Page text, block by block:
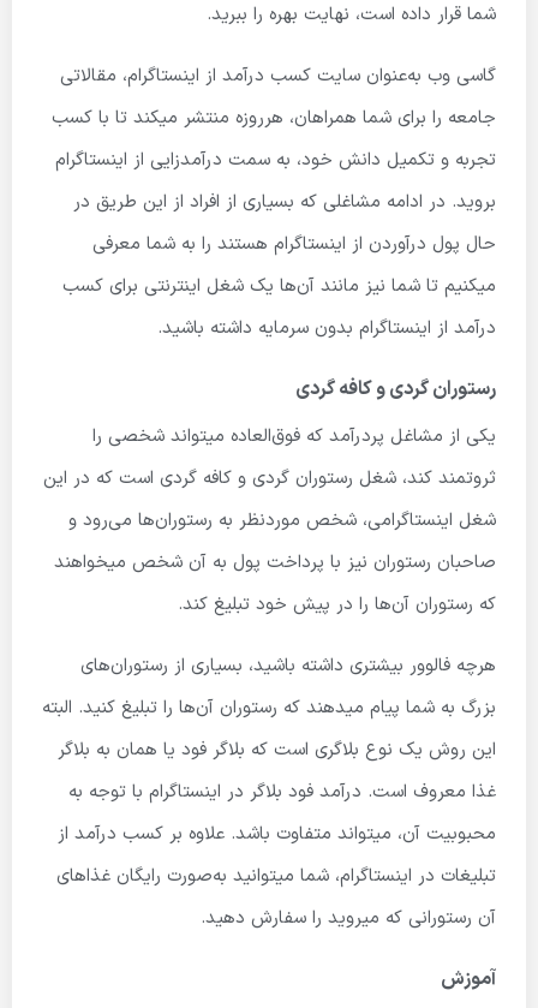
شما قرار داده است، نهایت بهره را ببرید.
گاسی وب به‌عنوان سایت کسب درآمد از اینستاگرام، مقالاتی
جامعه را برای شما همراهان، هرروزه منتشر میکند تا با کسب
تجربه و تکمیل دانش خود، به سمت درآمدزایی از اینستاگرام
بروید. در ادامه مشاغلی که بسیاری از افراد از این طریق در
حال پول درآوردن از اینستاگرام هستند را به شما معرفی
میکنیم تا شما نیز مانند آن‌ها یک شغل اینترنتی برای کسب
درآمد از اینستاگرام بدون سرمایه داشته باشید.
رستوران گردی و کافه گردی
یکی از مشاغل پردرآمد که فوق‌العاده میتواند شخصی را
ثروتمند کند، شغل رستوران گردی و کافه گردی است که در این
شغل اینستاگرامی، شخص موردنظر به رستوران‌ها می‌رود و
صاحبان رستوران نیز با پرداخت پول به آن شخص میخواهند
که رستوران آن‌ها را در پیش خود تبلیغ کند.
هرچه فالوور بیشتری داشته باشید، بسیاری از رستوران‌های
بزرگ به شما پیام میدهند که رستوران آن‌ها را تبلیغ کنید. البته
این روش یک نوع بلاگری است که بلاگر فود یا همان به بلاگر
غذا معروف است. درآمد فود بلاگر در اینستاگرام با توجه به
محبوبیت آن، میتواند متفاوت باشد. علاوه بر کسب درآمد از
تبلیغات در اینستاگرام، شما میتوانید به‌صورت رایگان غذاهای
آن رستورانی که میروید را سفارش دهید.
آموزش